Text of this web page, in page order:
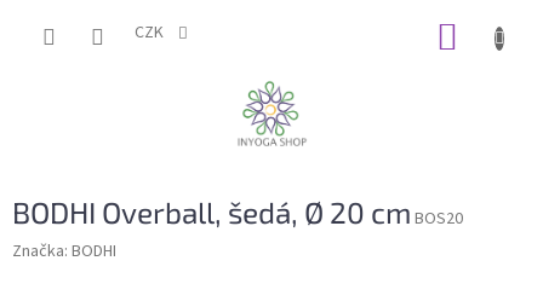
CZK
BODHI Overball, šedá, Ø 20 cm BOS20
Značka: BODHI